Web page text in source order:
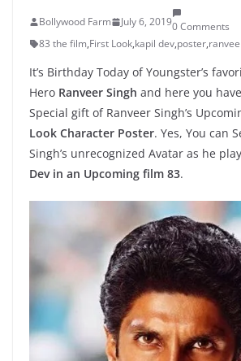
Bollywood Farm July 6, 20190 Comments
83 the film,First Look,kapil dev,poster,
It’s Birthday Today of Youngster’s
Hero Ranveer Singh and here you
Special gift of Ranveer Singh’s
Look Character Poster. Yes, You can
Singh’s unrecognized Avatar as he
Dev in an Upcoming film 83.